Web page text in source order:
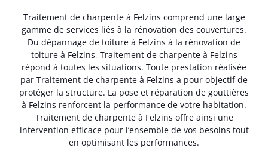
Traitement de charpente à Felzins comprend une large
gamme de services liés à la rénovation des couvertures.
Du dépannage de toiture à Felzins à la rénovation de
toiture à Felzins, Traitement de charpente à Felzins
répond à toutes les situations. Toute prestation réalisée
par Traitement de charpente à Felzins a pour objectif de
protéger la structure. La pose et réparation de gouttières
à Felzins renforcent la performance de votre habitation.
Traitement de charpente à Felzins offre ainsi une
intervention efficace pour l’ensemble de vos besoins tout
en optimisant les performances.